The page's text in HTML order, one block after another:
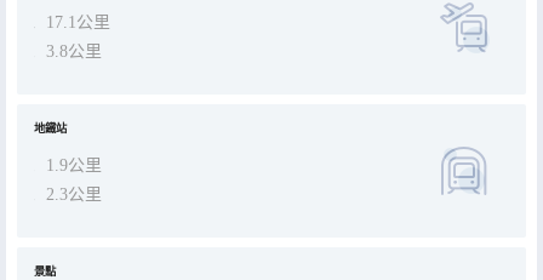
17.1公里
3.8公里
地鐵站
1.9公里
2.3公里
景點